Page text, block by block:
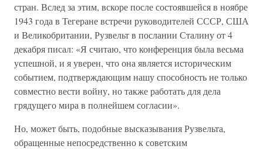
стран. Вслед за этим, вскоре после состоявшейся в ноябре
1943 года в Тегеране встречи руководителей СССР, США
и Великобритании, Рузвельт в послании Сталину от 4
декабря писал: «Я считаю, что конференция была весьма
успешной, и я уверен, что она является историческим
событием, подтверждающим нашу способность не только
совместно вести войну, но также работать для дела
грядущего мира в полнейшем согласии».
Но, может быть, подобные высказывания Рузвельта,
обращенные непосредственно к советским